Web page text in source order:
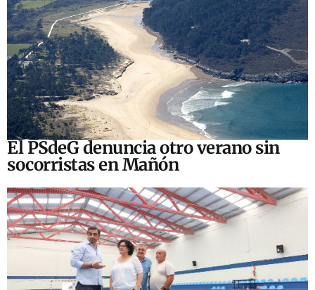
El PSdeG denuncia otro verano sin
socorristas en Mañón